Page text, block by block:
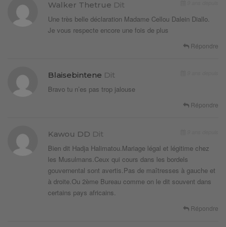
Walker Thetrue Dit
Une très belle déclaration Madame Cellou Dalein Diallo.
Je vous respecte encore une fois de plus
Répondre
Blaisebintene Dit
Bravo tu n’es pas trop jalouse
Répondre
Kawou DD Dit
Bien dit Hadja Halimatou.Mariage légal et légitime chez
les Musulmans.Ceux qui cours dans les bordels
gouvernental sont avertis.Pas de maîtresses à gauche et
à droite.Ou 2ème Bureau comme on le dit souvent dans
certains pays africains.
Répondre